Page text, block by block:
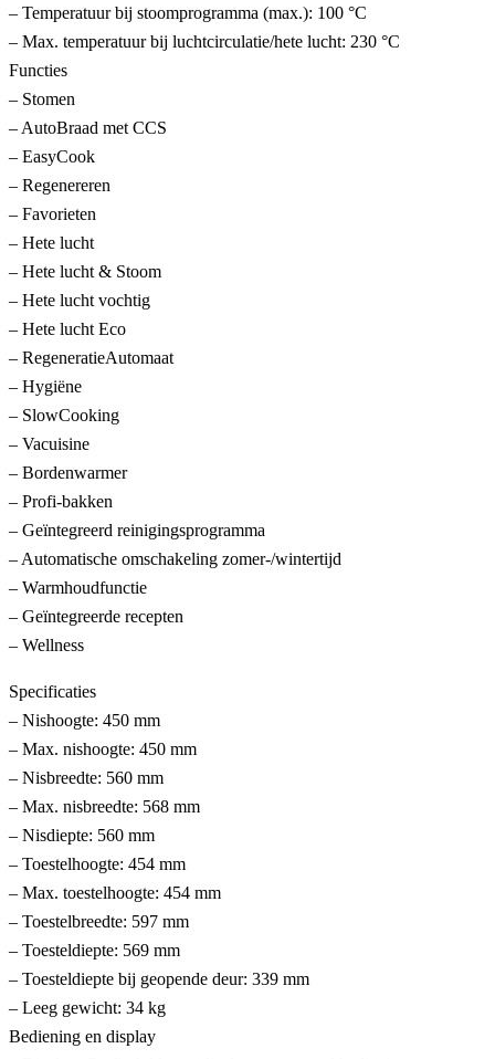
– Temperatuur bij stoomprogramma (max.): 100 °C
– Max. temperatuur bij luchtcirculatie/hete lucht: 230 °C
Functies
– Stomen
– AutoBraad met CCS
– EasyCook
– Regenereren
– Favorieten
– Hete lucht
– Hete lucht & Stoom
– Hete lucht vochtig
– Hete lucht Eco
– RegeneratieAutomaat
– Hygiëne
– SlowCooking
– Vacuisine
– Bordenwarmer
– Profi-bakken
– Geïntegreerd reinigingsprogramma
– Automatische omschakeling zomer-/wintertijd
– Warmhoudfunctie
– Geïntegreerde recepten
– Wellness
Specificaties
– Nishoogte: 450 mm
– Max. nishoogte: 450 mm
– Nisbreedte: 560 mm
– Max. nisbreedte: 568 mm
– Nisdiepte: 560 mm
– Toestelhoogte: 454 mm
– Max. toestelhoogte: 454 mm
– Toestelbreedte: 597 mm
– Toesteldiepte: 569 mm
– Toesteldiepte bij geopende deur: 339 mm
– Leeg gewicht: 34 kg
Bediening en display